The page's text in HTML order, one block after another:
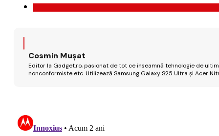
Cosmin Mușat
Editor la Gadget.ro, pasionat de tot ce înseamnă tehnologie de
nonconformiste etc. Utilizează Samsung Galaxy S25 Ultra și Acer